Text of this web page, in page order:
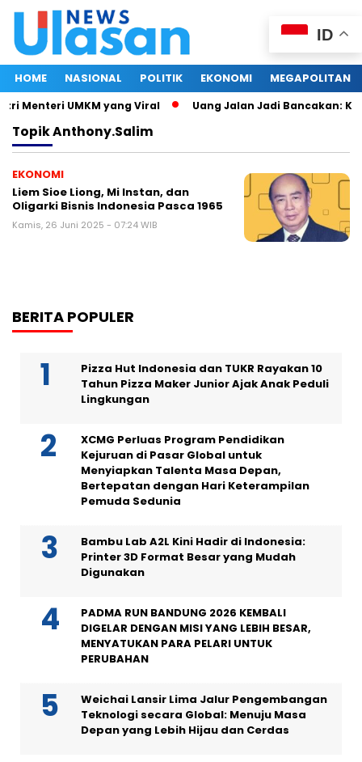
HOME NASIONAL POLITIK EKONOMI MEGAPOLITAN
Menteri UMKM yang Viral Uang Jalan Jadi Bancakan:
TopikAnthony.salim
EKONOMI
Liem Sioe Liong, Mi Instan, dan
Oligarki Bisnis Indonesia Pasca 1965
Kamis, 26 Juni 2025 - 07:24 WIB
BERITA POPULER
Pizza Hut Indonesia dan TUKR Rayakan 10
Tahun Pizza Maker Junior Ajak Anak Peduli
Lingkungan
XCMG Perluas Program Pendidikan
Kejuruan di Pasar Global untuk
Menyiapkan Talenta Masa Depan,
Bertepatan dengan Hari Keterampilan
Pemuda Sedunia
Bambu Lab A2L Kini Hadir di Indonesia:
Printer 3D Format Besar yang Mudah
Digunakan
PADMA RUN BANDUNG 2026 KEMBALI
DIGELAR DENGAN MISI YANG LEBIH BESAR,
MENYATUKAN PARA PELARI UNTUK
PERUBAHAN
Weichai Lansir Lima Jalur Pengembangan
Teknologi secara Global: Menuju Masa
Depan yang Lebih Hijau dan Cerdas
ID